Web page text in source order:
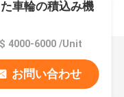
車輪の積込み機
4000-6000 /Unit
お問い合わせ